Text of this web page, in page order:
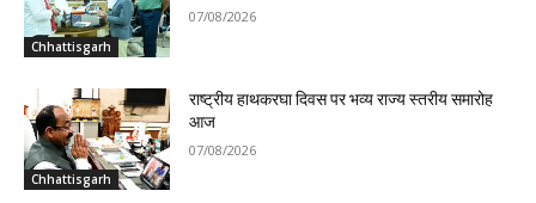
Chhattisgarh
07/08/2026
Chhattisgarh
राष्ट्रीय हाथकरघा दिवस पर भव्य राज्य स्तरीय समारोह
आज
07/08/2026